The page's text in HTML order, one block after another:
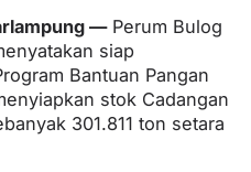
—Perum Bulog
siap
Bantuan Pangan
stok Cadangan
301.811 ton setara